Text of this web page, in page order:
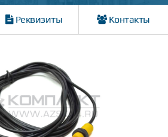
Реквизиты Контакты